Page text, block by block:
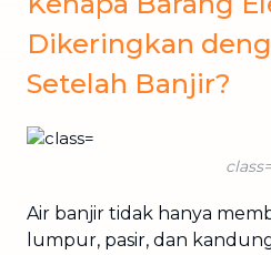
Dikeringkan
Setelah Banjir?
class=
Air banjir tidak hanya
lumpur, pasir, dan